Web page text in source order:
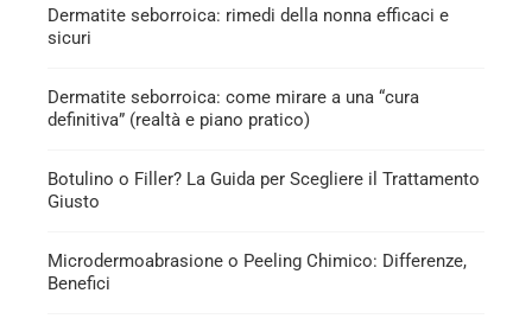
Dermatite seborroica: rimedi della nonna efficaci e
sicuri
Dermatite seborroica: come mirare a una “cura
definitiva” (realtà e piano pratico)
Botulino o Filler? La Guida per Scegliere il Trattamento
Giusto
Microdermoabrasione o Peeling Chimico: Differenze,
Benefici